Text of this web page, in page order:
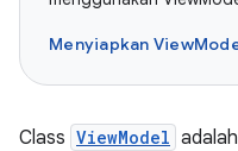
Menyiapkan
Class ViewModel adalah